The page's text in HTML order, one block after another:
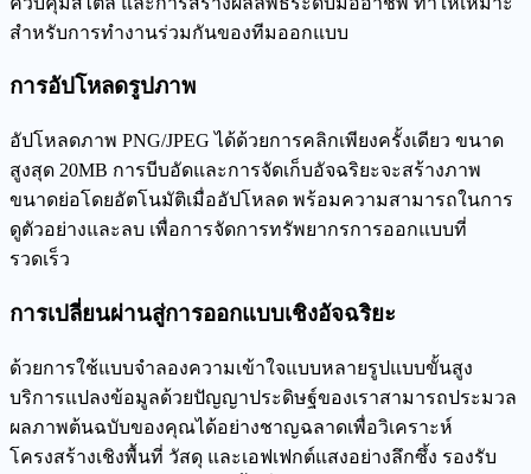
สำหรับการทำงานร่วมกันของทีมออกแบบ
การอัปโหลดรูปภาพ
อัปโหลดภาพ PNG/JPEG ได้ด้วยการคลิกเพียงครั้งเดียว ขนาด
สูงสุด 20MB การบีบอัดและการจัดเก็บอัจฉริยะจะสร้างภาพ
ขนาดย่อโดยอัตโนมัติเมื่ออัปโหลด พร้อมความสามารถในการ
ดูตัวอย่างและลบ เพื่อการจัดการทรัพยากรการออกแบบที่
รวดเร็ว
การเปลี่ยนผ่านสู่การออกแบบเชิงอัจฉริยะ
ด้วยการใช้แบบจำลองความเข้าใจแบบหลายรูปแบบขั้นสูง
บริการแปลงข้อมูลด้วยปัญญาประดิษฐ์ของเราสามารถประมวล
ผลภาพต้นฉบับของคุณได้อย่างชาญฉลาดเพื่อวิเคราะห์
โครงสร้างเชิงพื้นที่ วัสดุ และเอฟเฟกต์แสงอย่างลึกซึ้ง รองรับ